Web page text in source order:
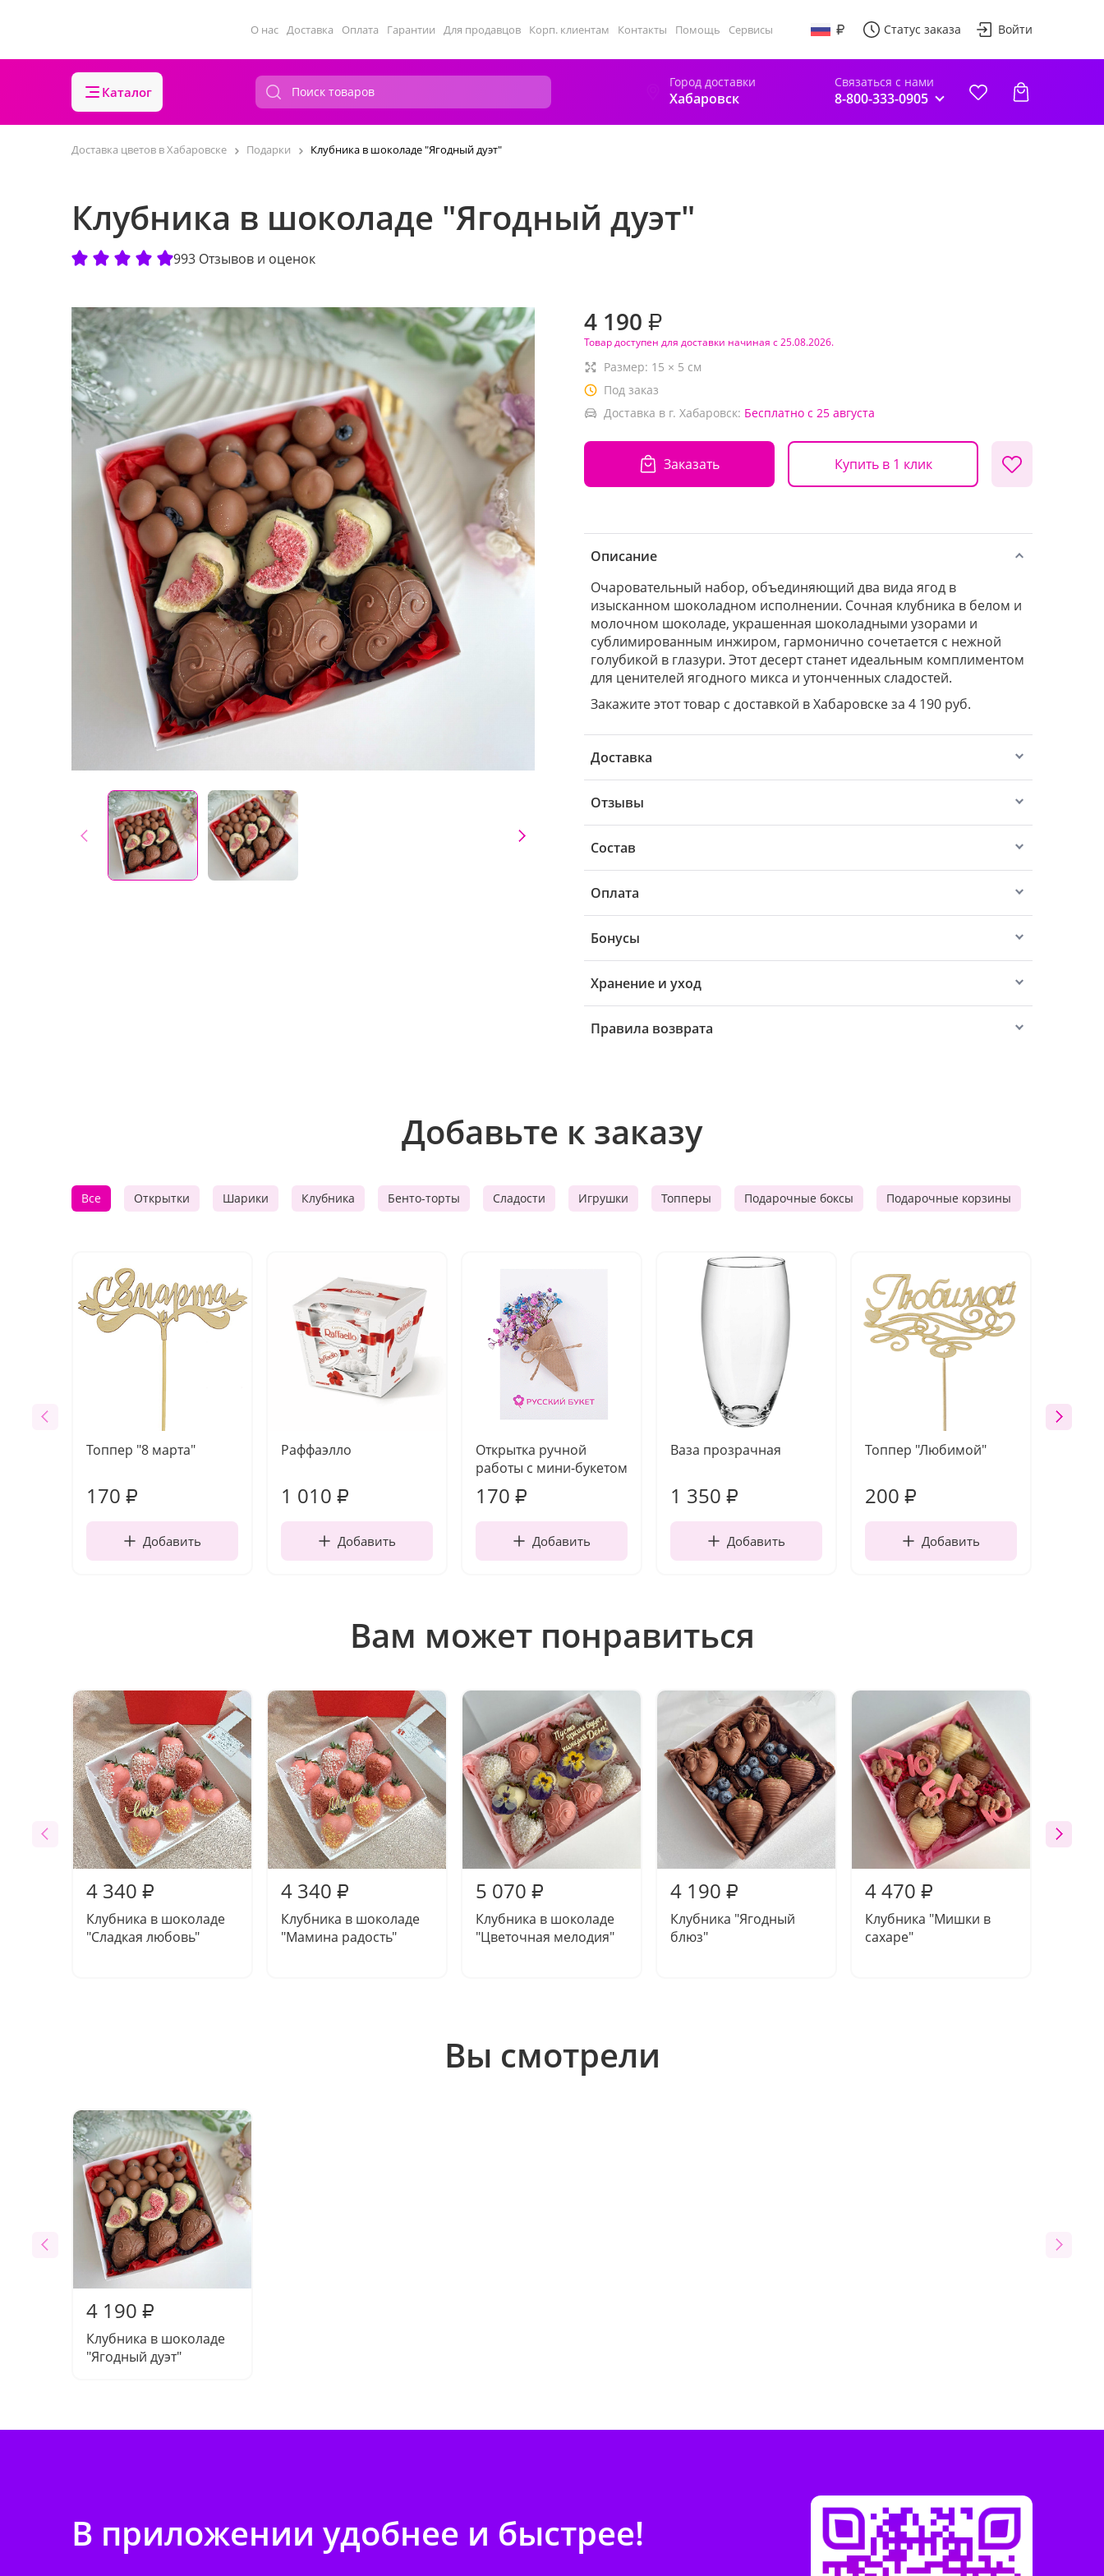
О нас Доставка Оплата Гарантии Для продавцов Корп. клиентам Контакты Помощь Сервисы Статус заказа Войти
Каталог
Город доставки
Хабаровск
Связаться с нами
8-800-333-0905
Доставка цветов в Хабаровске Подарки Клубника в шоколаде "Ягодный дуэт"
Клубника в шоколаде "Ягодный дуэт"
993 Отзывов и оценок
4 190 ₽
Товар доступен для доставки начиная с 25.08.2026.
Размер: 15 × 5 см
Под заказ
Доставка в г. Хабаровск: Бесплатно с 25 августа
Заказать Купить в 1 клик
Описание
Очаровательный набор, объединяющий два вида ягод в
изысканном шоколадном исполнении. Сочная клубника в белом и
молочном шоколаде, украшенная шоколадными узорами и
сублимированным инжиром, гармонично сочетается с нежной
голубикой в глазури. Этот десерт станет идеальным комплиментом
для ценителей ягодного микса и утонченных сладостей.
Закажите этот товар с доставкой в Хабаровске за 4 190 руб.
Доставка
Отзывы
Состав
Оплата
Бонусы
Хранение и уход
Правила возврата
Добавьте к заказу
Все Открытки Шарики Клубника Бенто-торты Сладости Игрушки Топперы Подарочные боксы Подарочные корзины
Топпер "8 марта"
170 ₽
Добавить
Раффаэлло
1 010 ₽
Добавить
Открытка ручной
работы с мини-букетом
170 ₽
Добавить
Ваза прозрачная
1 350 ₽
Добавить
Топпер "Любимой"
200 ₽
Добавить
Вам может понравиться
4 340 ₽
Клубника в шоколаде
"Сладкая любовь"
4 340 ₽
Клубника в шоколаде
"Мамина радость"
5 070 ₽
Клубника в шоколаде
"Цветочная мелодия"
4 190 ₽
Клубника "Ягодный
блюз"
4 470 ₽
Клубника "Мишки в
сахаре"
Вы смотрели
4 190 ₽
Клубника в шоколаде
"Ягодный дуэт"
В приложении удобнее и быстрее!